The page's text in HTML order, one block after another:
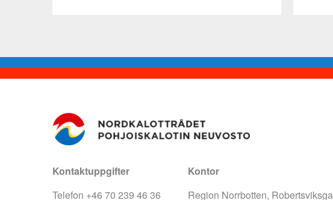
Kontaktuppgifter
Telefon +46 70 239 46 36
Kontor
Region Norrbotten,